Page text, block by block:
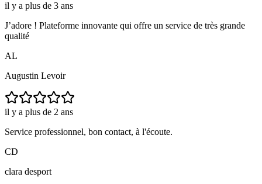
il y a plus de 3 ans
J’adore ! Plateforme innovante qui offre un service de très grande
qualité
AL
Augustin Levoir
il y a plus de 2 ans
Service professionnel, bon contact, à l'écoute.
CD
clara desport